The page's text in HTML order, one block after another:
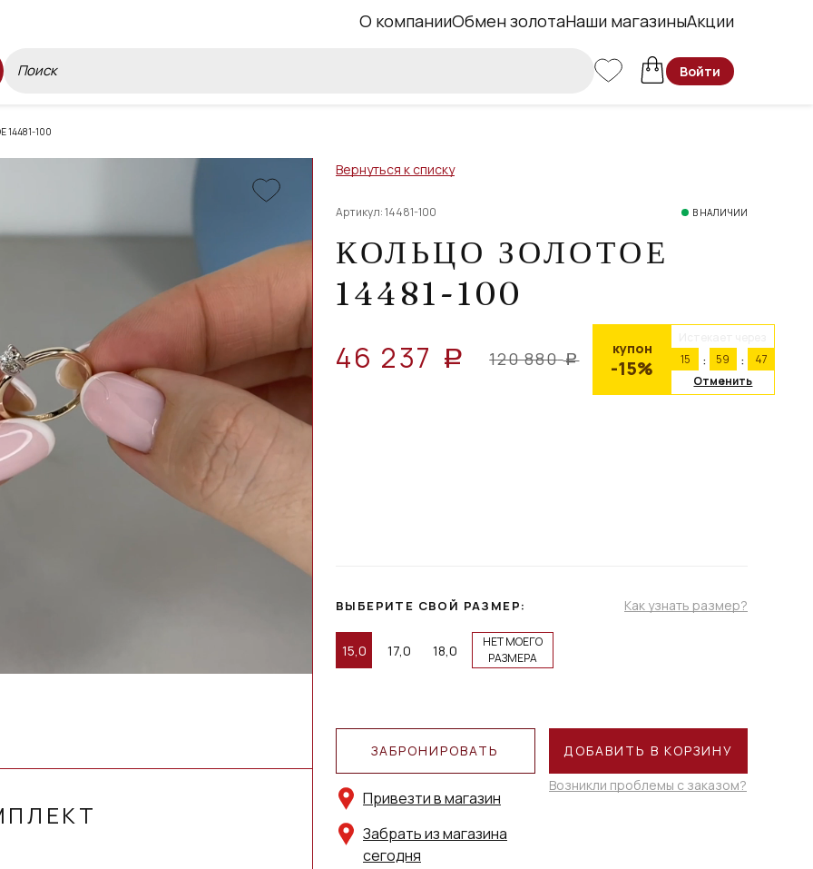
О компанииОбмен золотаНаши магазиныАкции
Войти
14481-100
Вернуться к списку
Артикул: 14481-100 В НАЛИЧИИ
КОЛЬЦО ЗОЛОТОЕ
14481-100
46 237 a 120 880 a
купон
-15%
15
59
46
Отменить
ВЫБЕРИТЕ СВОЙ РАЗМЕР: Как узнать размер?
15,0 17,0 18,0
НЕТ МОЕГО
РАЗМЕРА
ЗАБРОНИРОВАТЬ
Привезти в магазин
Забрать из магазина
сегодня
ДОБАВИТЬ В КОРЗИНУ
Возникли проблемы с заказом?